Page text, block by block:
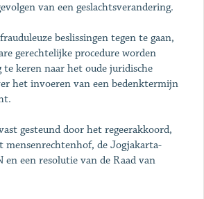
van een geslachtsverandering.
beslissingen tegen te gaan,
gerechtelijke procedure worden
keren naar het oude juridische
het invoeren van een bedenktermijn
gesteund door het regeerakkoord,
mensenrechtenhof, de Jogjakarta-
en een resolutie van de Raad van